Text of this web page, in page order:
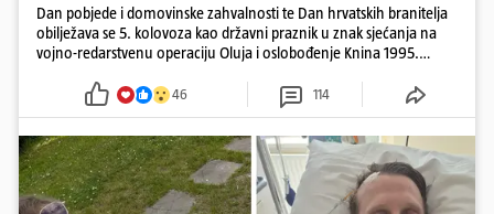
Dan pobjede i domovinske zahvalnosti te Dan hrvatskih branitelja
obilježava se 5. kolovoza kao državni praznik u znak sjećanja na
vojno-redarstvenu operaciju Oluja i oslobođenje Knina 1995.
46 114